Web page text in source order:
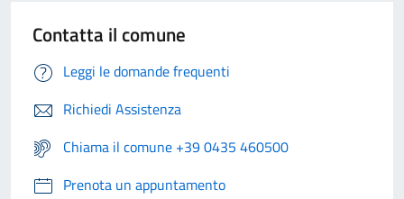
Contatta il comune
Leggi le domande frequenti
Richiedi Assistenza
Chiama il comune +39 0435 460500
Prenota un appuntamento